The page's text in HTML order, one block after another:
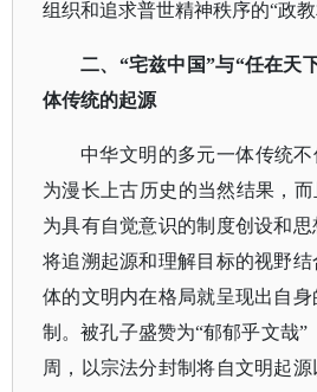
组织和追求普世精神秩序的“政教
二、 “宅兹中国”与“任在天
体传统的起源
中华文明的多元一体传统不
为漫长上古历史的当然结果，
为具有自觉意识的制度创设和
将追溯起源和理解目标的视野
体的文明内在格局就呈现出自
制。被孔子盛赞为“郁郁乎文哉”
周，以宗法分封制将自文明起